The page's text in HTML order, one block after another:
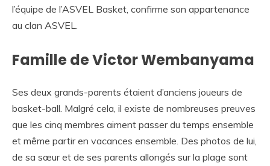
l’équipe de l’ASVEL Basket, confirme son appartenance
au clan ASVEL.
Famille de Victor Wembanyama
Ses deux grands-parents étaient d’anciens joueurs de
basket-ball. Malgré cela, il existe de nombreuses preuves
que les cinq membres aiment passer du temps ensemble
et même partir en vacances ensemble. Des photos de lui,
de sa sœur et de ses parents allongés sur la plage sont